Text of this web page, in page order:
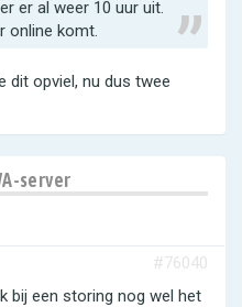
er al weer 10 uur uit.
online komt.
dit opviel, nu dus twee
server
#76040
bij een storing nog wel het